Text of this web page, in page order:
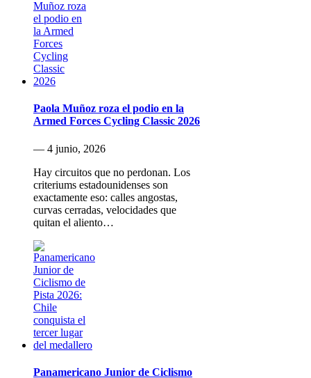
Paola Muñoz roza el podio en la
Armed Forces Cycling Classic 2026
— 4 junio, 2026
Hay circuitos que no perdonan. Los
criteriums estadounidenses son
exactamente eso: calles angostas,
curvas cerradas, velocidades que
quitan el aliento…
Panamericano Junior de Ciclismo